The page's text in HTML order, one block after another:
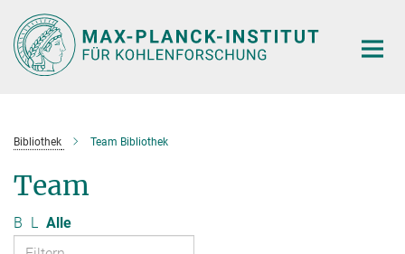
Hauptinhalt
Bibliothek Team Bibliothek
Team
B L Alle